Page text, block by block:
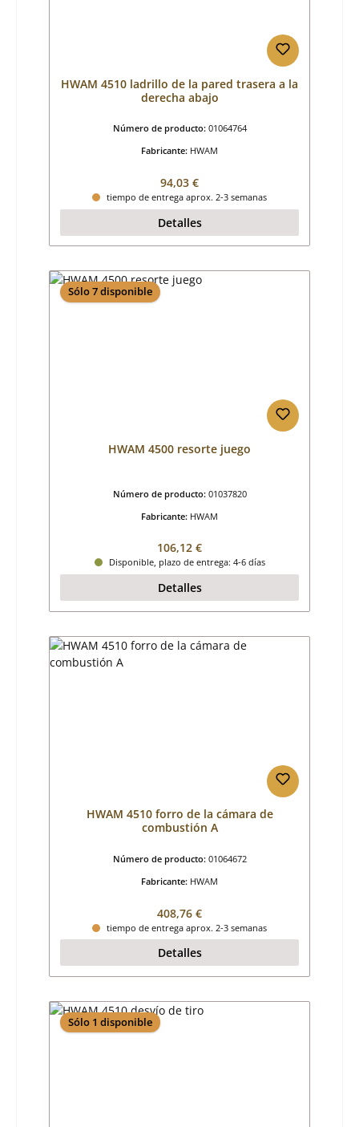
HWAM 4510 ladrillo de la pared trasera a la
derecha abajo
Número de producto: 01064764
Fabricante: HWAM
Precio normal:
94,03 €
tiempo de entrega aprox. 2-3 semanas
Detalles
Sólo 7 disponible
HWAM 4500 resorte juego
Número de producto: 01037820
Fabricante: HWAM
Precio normal:
106,12 €
Disponible, plazo de entrega: 4-6 días
Detalles
HWAM 4510 forro de la cámara de
combustión A
Número de producto: 01064672
Fabricante: HWAM
Precio normal:
408,76 €
tiempo de entrega aprox. 2-3 semanas
Detalles
Sólo 1 disponible